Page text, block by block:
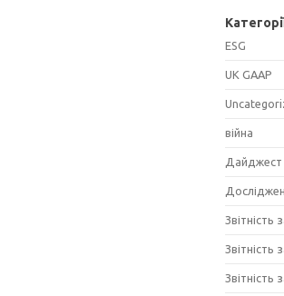
ESG
UK GAAP
війна
Дайджест
Звітність
Звітність
Звітність